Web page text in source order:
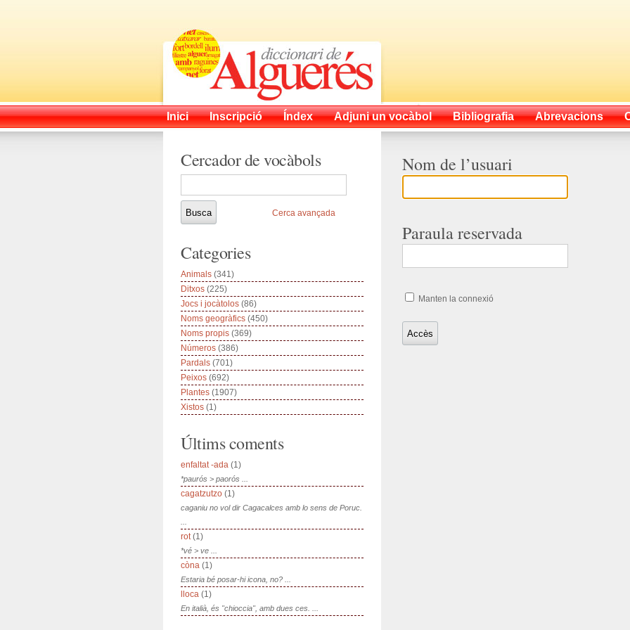
Inici Inscripció Índex Adjuni un vocàbol Bibliografia Abrevacions
Nom de l’usuari
Paraula reservada
Manten la connexió
Cercador de vocàbols
Cerca avançada
Categories
Animals (341)
Ditxos (225)
Jocs i jocàtolos (86)
Noms geogràfics (450)
Noms propis (369)
Números (386)
Pardals (701)
Peixos (692)
Plantes (1907)
Xistos (1)
Últims coments
enfaltat -ada (1)
*paurós > paorós ...
cagatzutzo (1)
caganiu no vol dir Cagacalces amb lo sens de Poruc.
rot(1)
*vé > ve ...
còna (1)
Estaria bé posar-hi icona, no? ...
lloca (1)
En italià, és "chioccia", amb dues ces. ...